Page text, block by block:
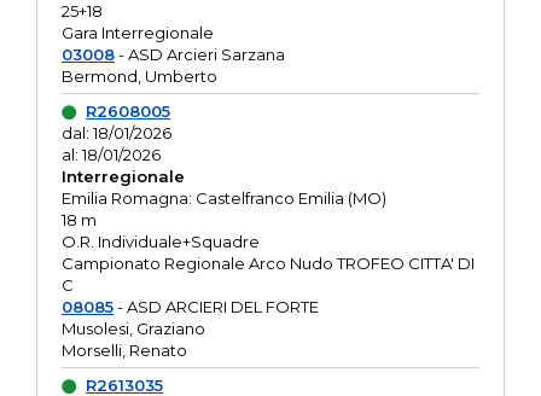
25+18
Gara Interregionale
03008- ASD Arcieri Sarzana
Bermond, Umberto
R2608005
dal: 18/01/2026
al: 18/01/2026
Interregionale
Emilia Romagna: Castelfranco Emilia (MO)
18 m
O.R. Individuale+Squadre
Campionato Regionale Arco Nudo TROFEO CITTA' DI
C
08085- ASD ARCIERI DEL FORTE
Musolesi, Graziano
Morselli, Renato
R2613035